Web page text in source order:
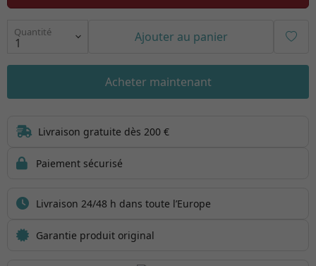
Quantité Ajouter au panier
Acheter maintenant